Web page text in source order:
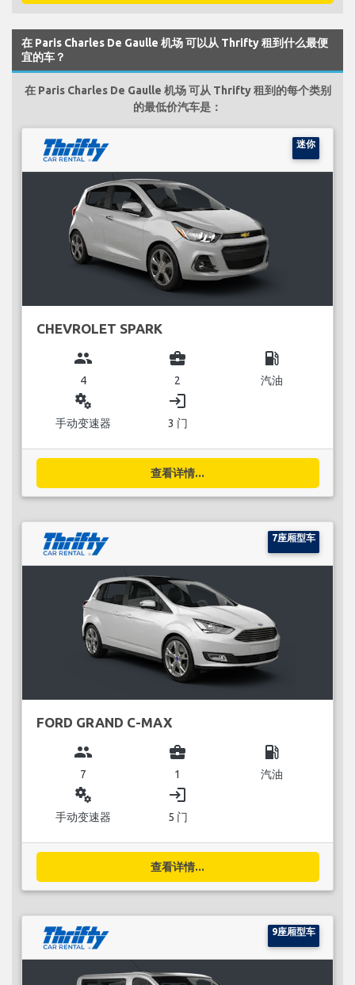
在 Paris Charles De Gaulle 机场 可以从 Thrifty 租到什么最便
宜的车？
在 Paris Charles De Gaulle 机场 可从 Thrifty 租到的每个类别
的最低价汽车是：
迷你
CHEVROLET SPARK
group
4
business_center
2
local_gas_station
汽油
miscellaneous_services
手动变速器
login
3 门
查看详情...
7座厢型车
FORD GRAND C-MAX
group
7
business_center
1
local_gas_station
汽油
miscellaneous_services
手动变速器
login
5 门
查看详情...
9座厢型车